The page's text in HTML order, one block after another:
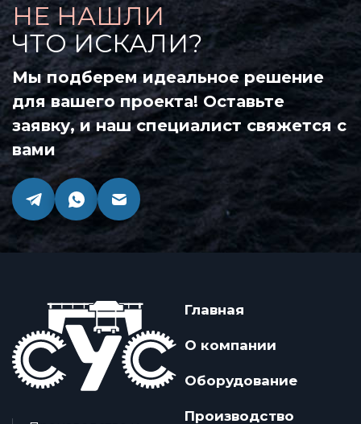
НЕ НАШЛИ
ЧТО ИСКАЛИ?
Мы подберем идеальное решение
для вашего проекта! Оставьте
заявку, и наш специалист свяжется с
вами
Главная
О компании
Оборудование
Производство